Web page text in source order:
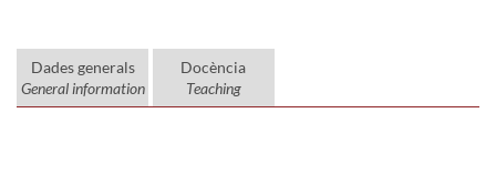
Dades generals
General information
Docència
Teaching